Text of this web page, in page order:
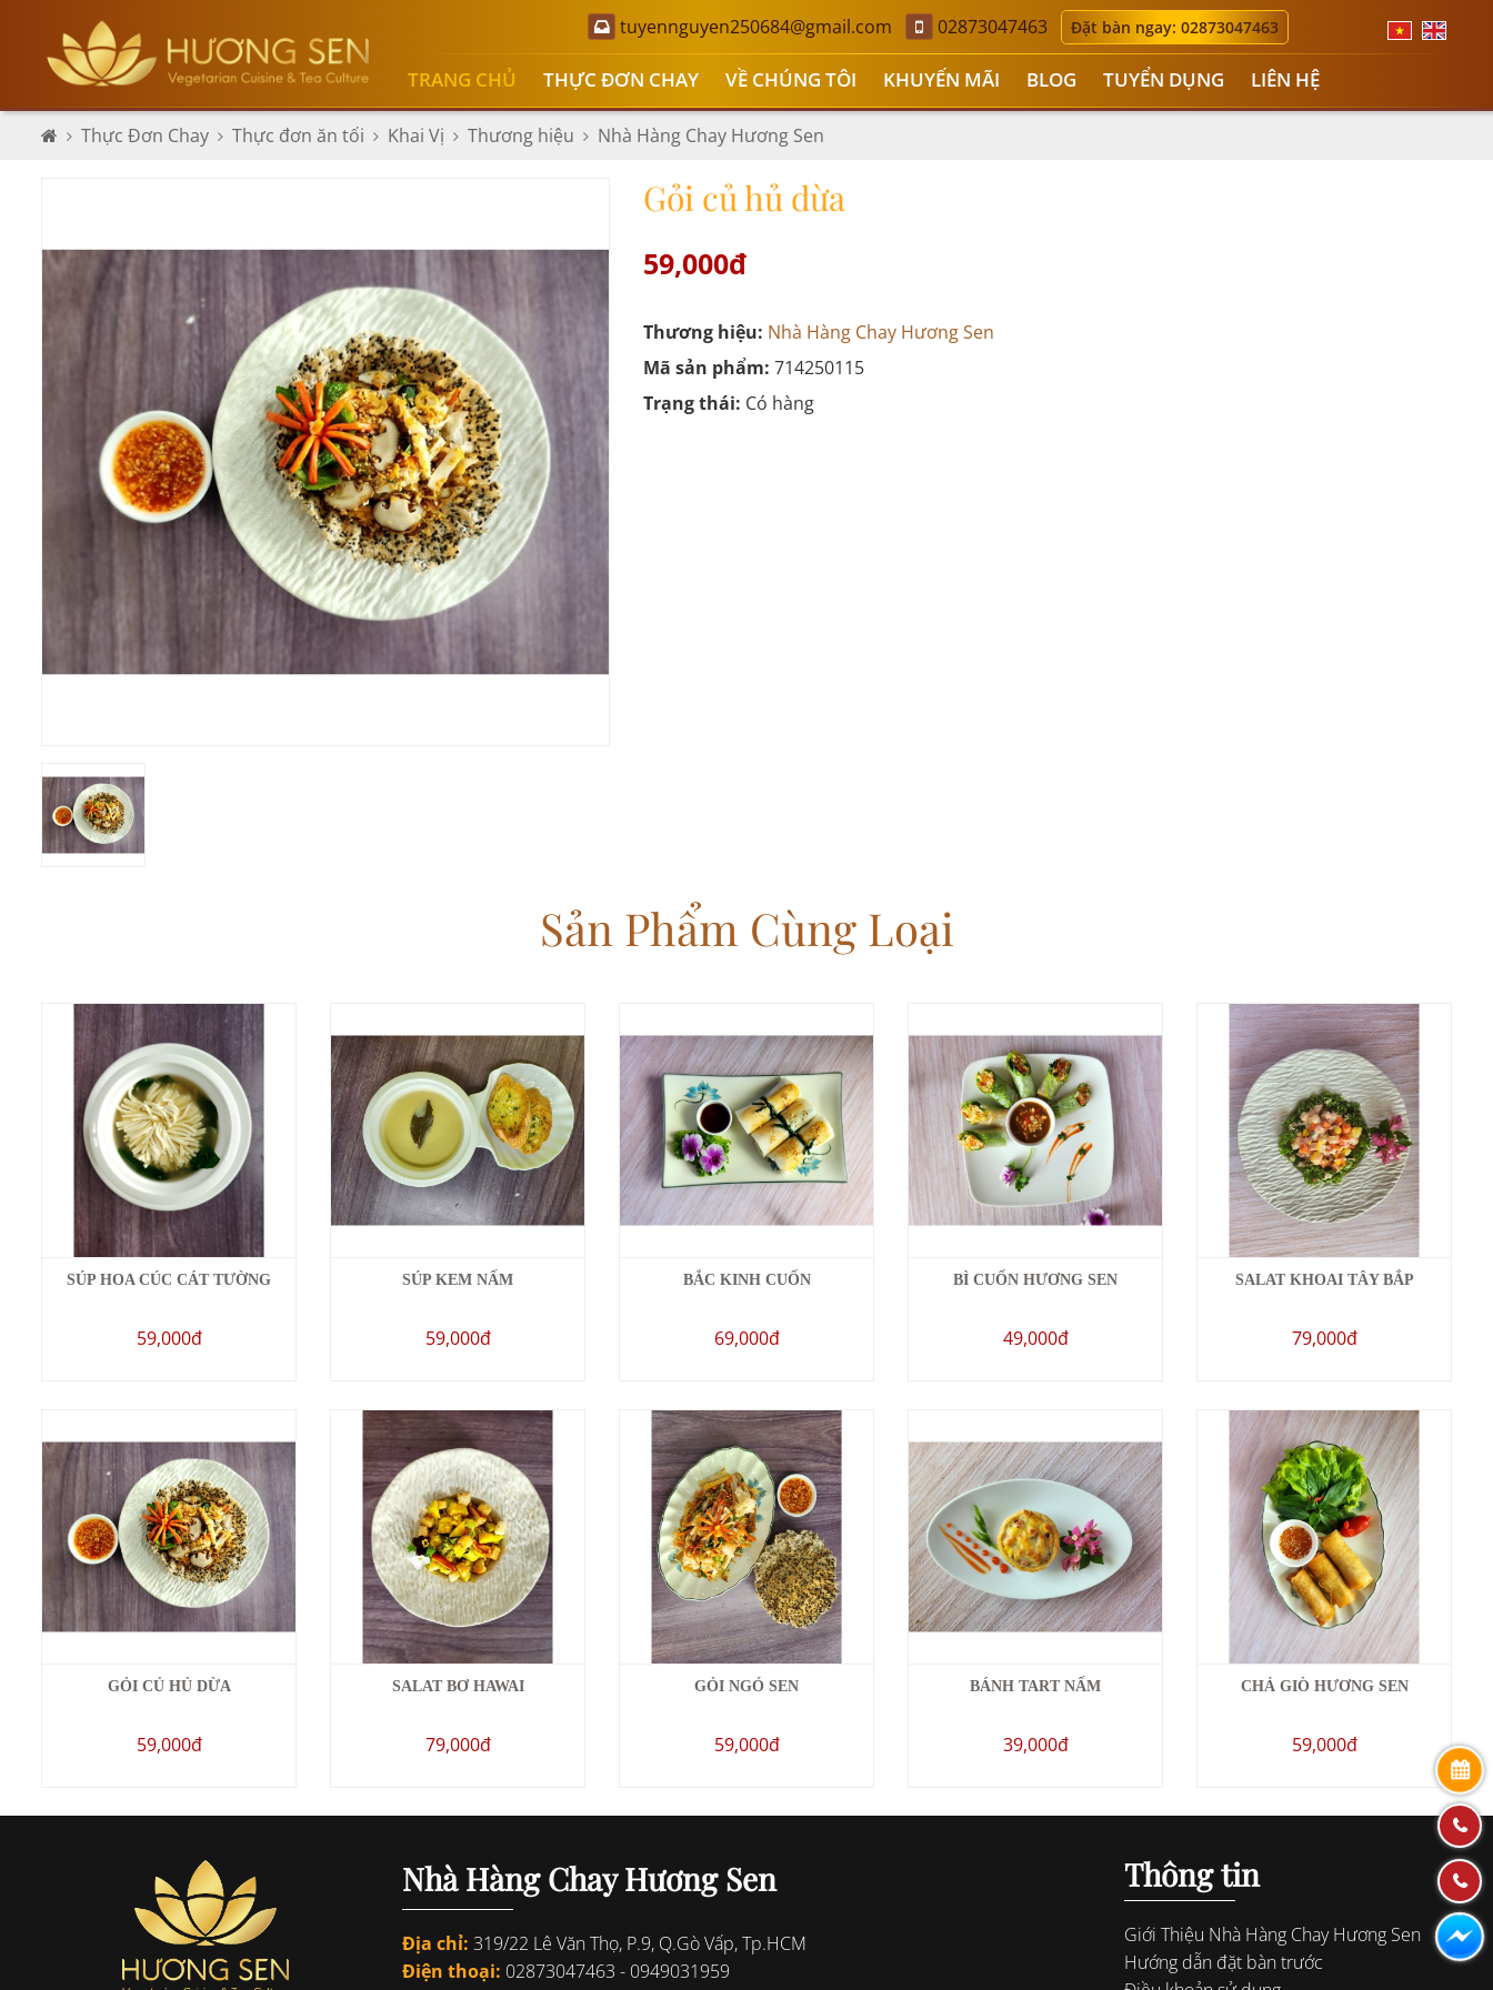
tuyennguyen250684@gmail.com 02873047463 Đặt bàn ngay: 02873047463
TRANG CHỦ THỰC ĐƠN CHAY VỀ CHÚNG TÔI KHUYẾN MÃI BLOG TUYỂN DỤNG LIÊN HỆ
Thực Đơn Chay Thực đơn ăn tối Khai Vị Thương hiệu Nhà Hàng Chay Hương Sen
Gỏi củ hủ dừa
59,000đ
Thương hiệu: Nhà Hàng Chay Hương Sen
Mã sản phẩm: 714250115
Trạng thái: Có hàng
Sản Phẩm Cùng Loại
SÚP HOA CÚC CÁT TƯỜNG
59,000đ
SÚP KEM NẤM
59,000đ
BẮC KINH CUỐN
69,000đ
BÌ CUỐN HƯƠNG SEN
49,000đ
SALAT KHOAI TÂY BẮP
79,000đ
GỎI CỦ HỦ DỪA
59,000đ
SALAT BƠ HAWAI
79,000đ
GỎI NGÓ SEN
59,000đ
BÁNH TART NẤM
39,000đ
CHẢ GIÒ HƯƠNG SEN
59,000đ
Nhà Hàng Chay Hương Sen
Địa chỉ: 319/22 Lê Văn Thọ, P.9, Q.Gò Vấp, Tp.HCM
Điện thoại: 02873047463 - 0949031959
Thông tin
Giới Thiệu Nhà Hàng Chay Hương Sen
Hướng dẫn đặt bàn trước